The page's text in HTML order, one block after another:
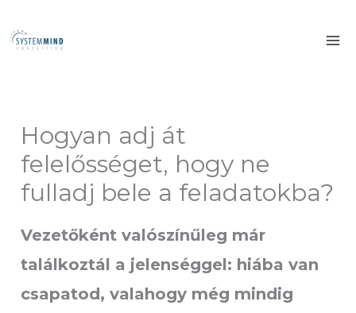
to
Hogyan adj át
felelősséget, hogy ne
fulladj bele a feladatokba?
Vezetőként valószínűleg már
találkoztál a jelenséggel: hiába van
csapatod, valahogy még mindig